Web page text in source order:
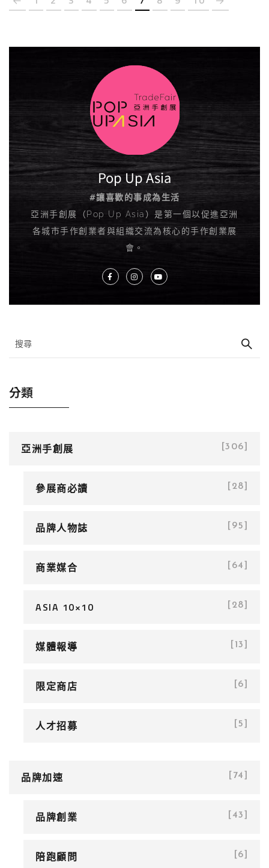
Pop Up Asia
#讓喜歡的事成為生活
亞洲手創展（Pop Up Asia）是第一個以促進亞洲
各城市手作創業者與組織交流為核心的手作創業展
會。
分類
亞洲手創展 [306]
參展商必讀 [28]
品牌人物誌 [95]
商業媒合 [64]
ASIA 10×10 [28]
媒體報導 [13]
限定商店 [6]
人才招募 [5]
品牌加速 [74]
品牌創業 [43]
陪跑顧問 [6]